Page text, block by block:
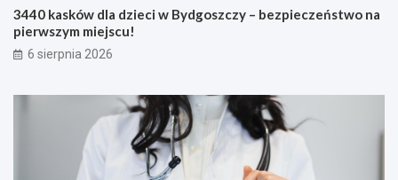
3440 kasków dla dzieci w Bydgoszczy – bezpieczeństwo na
pierwszym miejscu!
6 sierpnia 2026